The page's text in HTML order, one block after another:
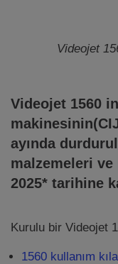
Videojet
Videojet 1560
ayında
malzemeleri ve
2025* tarihine
Kurulu bir Videojet
1560 kullanım